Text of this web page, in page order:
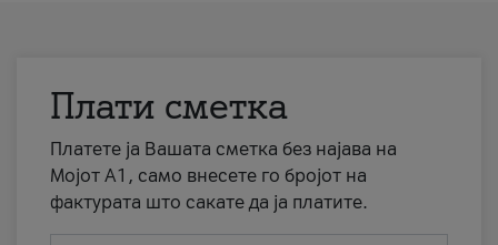
Плати сметка
Платете ја Вашата сметка без најава на
Мојот А1, само внесете го бројот на
фактурата што сакате да ја платите.